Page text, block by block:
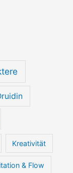
Kreativität
& Flow